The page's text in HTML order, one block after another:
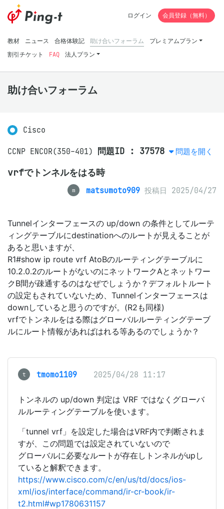
教材 ニュース 合格体験記 助け合いフォーラム
プレミアムプラン
割引チケット
FAQ 法人プラン
ログイン 会員登録（無料）
助け合いフォーラム
Cisco
CCNP ENCOR(350-401) 問題ID : 37578 問題を開く
vrfでトンネルをはる時
m matsumoto909 投稿日 2025/04/27
Tunnelインターフェースの up/down の条件としてルーテ
ィングテーブルにdestinationへのルートが見えることが
あると思いますが、
R1#show ip route vrf AtoBのルーティングテーブルに
10.2.0.2のルートがないのにネットワークAとネットワー
クB間が疎通するのはなぜでしょうか？デフォルトルート
の設定もされていないため、Tunnelインターフェースは
downしていると思うのですが。(R2も同様)
vrfでトンネルをはる際はグローバルルーティングテーブ
ルにルート情報があればはれる等あるのでしょうか？
t tmomo1109 2025/04/28 11:17
トンネルの up/down 判定は VRF ではなくグローバ
ルルーティングテーブルを使います。
「tunnel vrf」を設定した場合はVRF内で判断されま
すが、この問題では設定されていないので
グローバルに必要なルートが存在しトンネルがupし
ていると解釈できます。
https://www.cisco.com/c/en/us/td/docs/ios-
xml/ios/interface/command/ir-cr-book/ir-
t2.html#wp1780631157